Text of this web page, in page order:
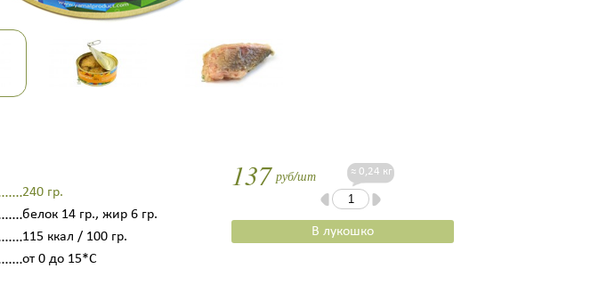
240 гр.
белок 14 гр., жир 6 гр.
115 ккал / 100 гр.
от 0 до 15*С
137 руб/шт ≈ 0,24 кг
В лукошко